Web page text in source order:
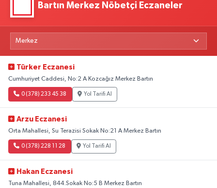
Bartın Merkez Nöbetçi Eczaneler
Türker Eczanesi
Cumhuriyet Caddesi, No:2 A Kozcağız Merkez Bartın
0 (378) 233 45 38 Yol Tarifi Al
Arzu Eczanesi
Orta Mahallesi, Su Terazisi Sokak No:21 A Merkez Bartın
0 (378) 228 11 28 Yol Tarifi Al
Hakan Eczanesi
Tuna Mahallesi, 844.Sokak No:5 B Merkez Bartın